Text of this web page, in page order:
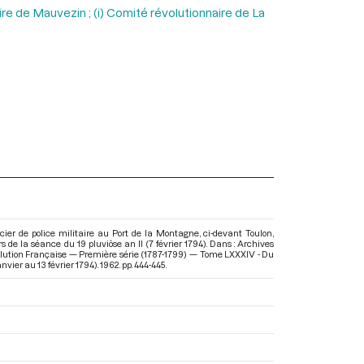
de Mauvezin ; (i) Comité révolutionnaire de La
de police militaire au Port de la Montagne, ci-devant Toulon,
de la séance du 19 pluviôse an II (7 février 1794). Dans : Archives
Française — Première série (1787-1799) — Tome LXXXIV - Du
au 13 février 1794) . 1962. pp. 444-445.